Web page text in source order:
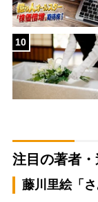
10
注目の著者
藤川里絵「